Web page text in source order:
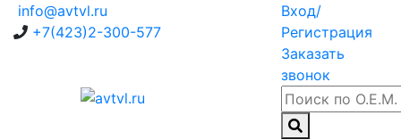
info@avtvl.ru
+7(423)2-300-577
Вход/
Регистрация
Заказать
звонок